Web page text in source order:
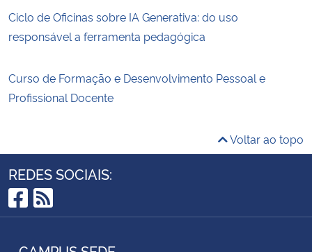
Ciclo de Oficinas sobre IA Generativa: do uso
responsável a ferramenta pedagógica
Curso de Formação e Desenvolvimento Pessoal e
Profissional Docente
Voltar ao topo
REDES SOCIAIS:
Facebook
RSS